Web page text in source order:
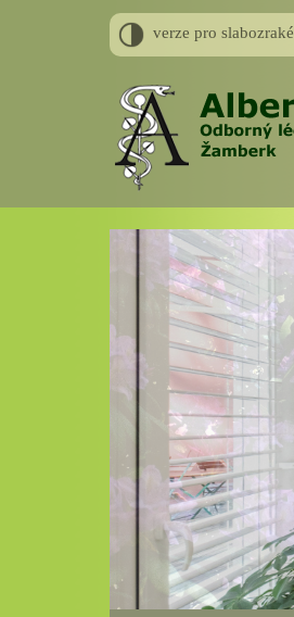
verze pro slabozraké